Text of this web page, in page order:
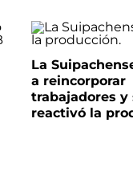
La
a reincorporar
trabajadores y
reactivó la